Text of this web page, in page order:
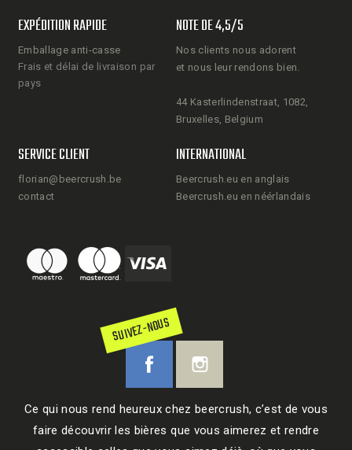
EXPÉDITION RAPIDE
Emballage anti-casse
Frais et délai de livraison par
pays
NOTE DE 4,5/5
Nos clients nous adorent
et nous leur rendons bien.
44 Kasterlindenstraat, 1082,
Bruxelles, Belgium
SERVICE CLIENT
florian@beercrush.be
contact
INTERNATIONAL
Beercrush.eu en anglais
Beercrush.eu en néérlandais
SUIVEZ-NOUS
Ce qui nous rend heureux chez beercrush, c’est de vous
faire découvrir les bières que vous aimerez et rendre